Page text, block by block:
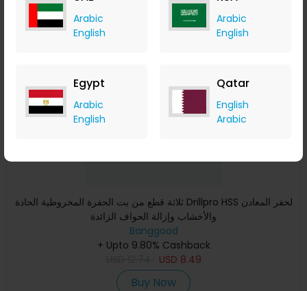
Arabic
English
Arabic
English
Egypt
Arabic
English
Qatar
English
Arabic
ثلاثة قطع من بت الحفرة المخروطية الحادة Drillpro HSS لحفر المعادن
والأخشاب وإزالة الحواف الزائدة
Banggood
+ Upto 9.80% Cashback
USD 8.49
Buy Now